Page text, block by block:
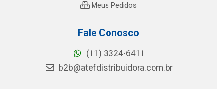
Meus Pedidos
Fale Conosco
(11) 3324-6411
b2b@atefdistribuidora.com.br